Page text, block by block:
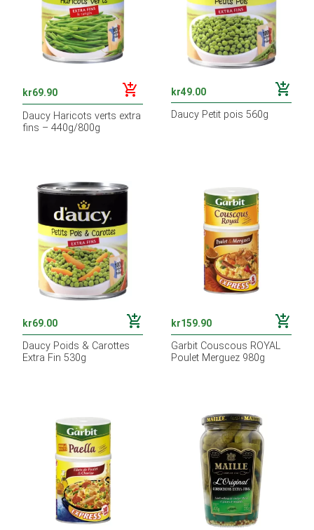
kr69.90 add_shopping_cart
Daucy Haricots verts extra
fins – 440g/800g
kr49.00 add_shopping_cart
Daucy Petit pois 560g
kr69.00 add_shopping_cart
Daucy Poids & Carottes
Extra Fin 530g
kr159.90 add_shopping_cart
Garbit Couscous ROYAL
Poulet Merguez 980g